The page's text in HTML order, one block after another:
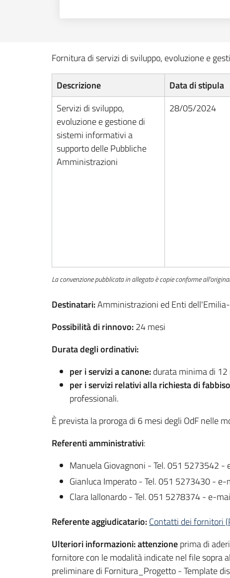
Fornitura di servizi di sviluppo, evoluzione e
Descrizione Data di stipula
Servizi di sviluppo,
evoluzione e gestione di
sistemi informativi a
supporto delle Pubbliche
Amministrazioni
28/05/2024
La convenzione pubblicata in allegato è copie conforme
Destinatari:Amministrazioni ed Enti
Possibilità di rinnovo:24 mesi
Durata degli ordinativi:
per i servizi a canone:durata minima di
per i servizi relativi alla richiesta di
professionali.
È prevista la proroga di 6 mesi degli OdF nelle
Referenti amministrativi:
Manuela Giovagnoni - Tel. 051 5273542 -
Gianluca Imperato - Tel. 051 5273430 - e-
Clara Iallonardo - Tel. 051 5278374 - e-
Referente aggiudicatario:Contatti dei fornitori (
Ulteriori informazioni: attenzioneprima di
fornitore con le modalità indicate nel file sopra
preliminare di Fornitura_Progetto - Template